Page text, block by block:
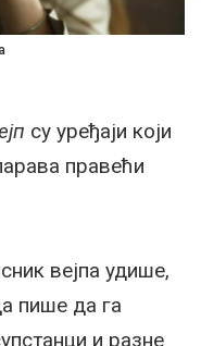
су уређаји који
правећи
вејпа удише,
пише да га
и разне